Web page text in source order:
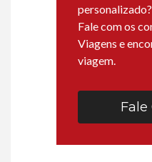
personalizado?
Fale com os
Viagens e
viagem.
Fale